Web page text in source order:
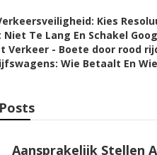
Kies
Te Lang En Schakel
Verkeer - Boete door rood
Wie Betaalt En
Aansprakelijk Stellen